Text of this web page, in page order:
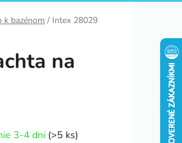
k bazénom / Intex 28029
na
3-4 dni (>5 ks)